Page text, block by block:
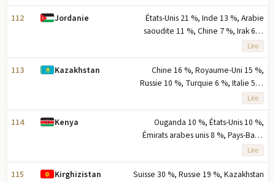
112 Jordanie
États-Unis 21 %, Inde 13 %, Arabie
saoudite 11 %, Chine 7 %, Irak 6 %
(2023) note : cinq principaux
partenaires à l'exportation selon le
pourcentage des exportations
Lire
113 Kazakhstan
Chine 16 %, Royaume-Uni 15 %,
Russie 10 %, Turquie 6 %, Italie 5 %
(2023) note : cinq principaux
partenaires à l'exportation basés sur
le pourcentage des exportations
Lire
114 Kenya
Ouganda 10 %, États-Unis 10 %,
Émirats arabes unis 8 %, Pays-Bas 8
%, Pakistan 6 % (2023) note : cinq
principaux partenaires à l'exportation
basés sur le pourcentage des
Lire
115 Kirghizistan
Suisse 30 %, Russie 19 %, Kazakhstan